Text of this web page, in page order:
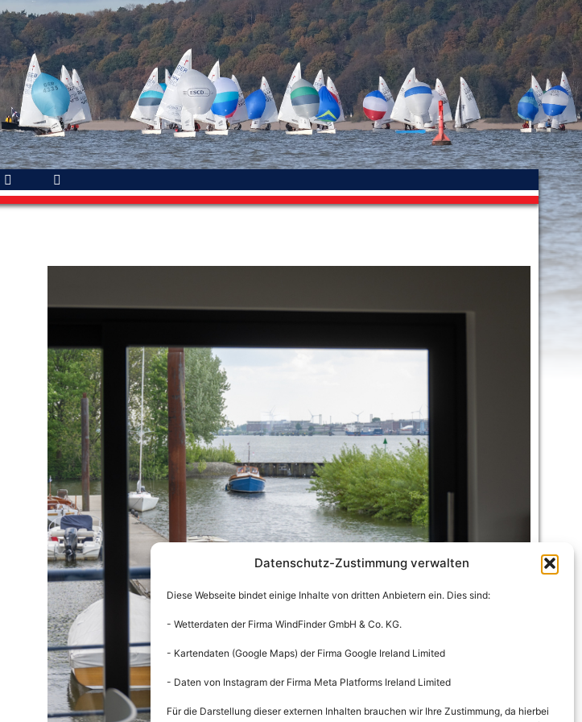
Datenschutz-Zustimmung verwalten
Diese Webseite bindet einige Inhalte von dritten Anbietern ein. Dies sind:
- Wetterdaten der Firma WindFinder GmbH & Co. KG.
- Kartendaten (Google Maps) der Firma Google Ireland Limited
- Daten von Instagram der Firma Meta Platforms Ireland Limited
Für die Darstellung dieser externen Inhalten brauchen wir Ihre Zustimmung, da hierbei